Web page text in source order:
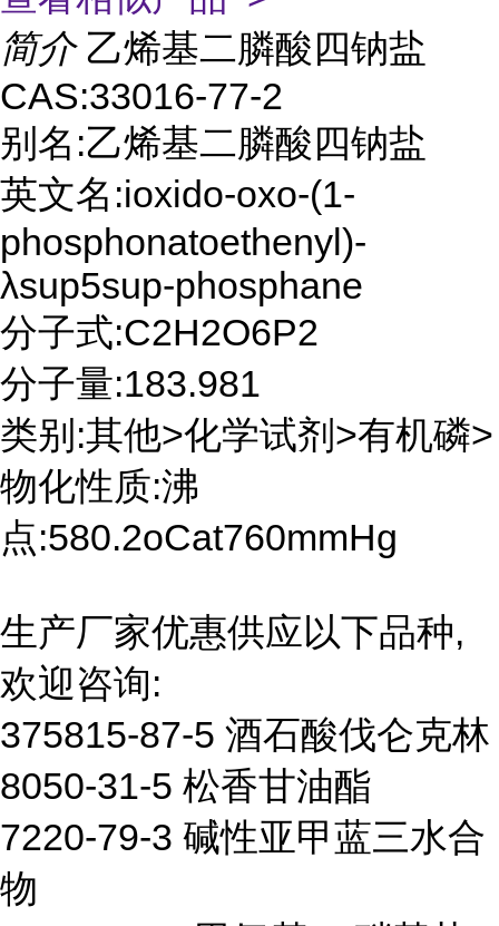
简介 乙烯基二膦酸四钠盐
CAS:33016-77-2
别名:乙烯基二膦酸四钠盐
英文名:ioxido-oxo-(1-
phosphonatoethenyl)-
λsup5sup-phosphane
分子式:C2H2O6P2
分子量:183.981
类别:其他>化学试剂>有机磷>
物化性质:沸
点:580.2oCat760mmHg
生产厂家优惠供应以下品种,
欢迎咨询:
375815-87-5 酒石酸伐仑克林
8050-31-5 松香甘油酯
7220-79-3 碱性亚甲蓝三水合
物